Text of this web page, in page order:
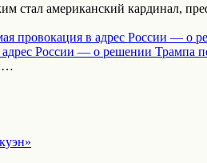
стал американский кардинал,
провокация в адрес России — о